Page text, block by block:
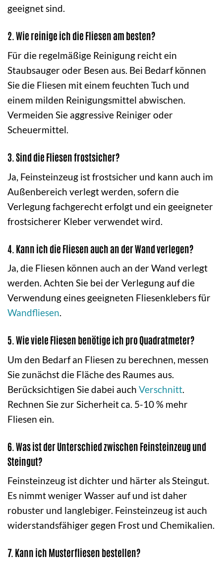
geeignet sind.
2. Wie reinige ich die Fliesen am besten?
Für die regelmäßige Reinigung reicht ein
Staubsauger oder Besen aus. Bei Bedarf können
Sie die Fliesen mit einem feuchten Tuch und
einem milden Reinigungsmittel abwischen.
Vermeiden Sie aggressive Reiniger oder
Scheuermittel.
3. Sind die Fliesen frostsicher?
Ja, Feinsteinzeug ist frostsicher und kann auch im
Außenbereich verlegt werden, sofern die
Verlegung fachgerecht erfolgt und ein geeigneter
frostsicherer Kleber verwendet wird.
4. Kann ich die Fliesen auch an der Wand verlegen?
Ja, die Fliesen können auch an der Wand verlegt
werden. Achten Sie bei der Verlegung auf die
Verwendung eines geeigneten Fliesenklebers für
Wandfliesen.
5. Wie viele Fliesen benötige ich pro Quadratmeter?
Um den Bedarf an Fliesen zu berechnen, messen
Sie zunächst die Fläche des Raumes aus.
Berücksichtigen Sie dabei auch Verschnitt.
Rechnen Sie zur Sicherheit ca. 5-10 % mehr
Fliesen ein.
6. Was ist der Unterschied zwischen Feinsteinzeug und
Steingut?
Feinsteinzeug ist dichter und härter als Steingut.
Es nimmt weniger Wasser auf und ist daher
robuster und langlebiger. Feinsteinzeug ist auch
widerstandsfähiger gegen Frost und Chemikalien.
7. Kann ich Musterfliesen bestellen?